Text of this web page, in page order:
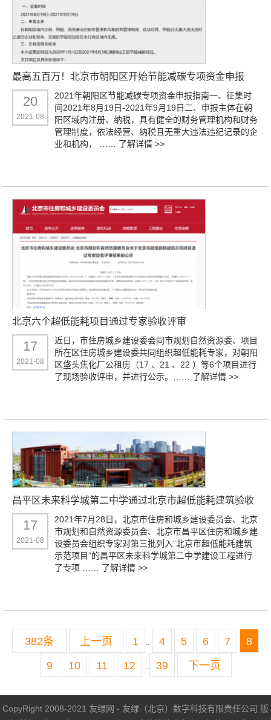
最高五百万！北京市朝阳区开始节能减碳专项资金申报
20
2021-08
2021年朝阳区节能减碳专项资金申报指南一、征集时
间2021年8月19日-2021年9月19日二、申报主体在朝
阳区域内注册、纳税，具有健全的财务管理机构和财务
管理制度，依法经营、纳税且无重大违法违纪记录的企
业和机构， …… 了解详情 >>
北京六个超低能耗项目通过专家验收评审
17
2021-08
近日，市住房城乡建设委会同市规划自然资源委、项目
所在区住房城乡建设委共同组织超低能耗专家，对朝阳
区垡头焦化厂公租房（17 、21 、22 ）等6个项目进行
了现场验收评审，并进行公示。…… 了解详情 >>
昌平区未来科学城第二中学通过北京市超低能耗建筑验收
17
2021-08
2021年7月28日，北京市住房和城乡建设委员会、北京
市规划和自然资源委员会、北京市昌平区住房和城乡建
设委员会组织专家对第三批列入“北京市超低能耗建筑
示范项目”的昌平区未来科学城第二中学建设工程进行
了专项 …… 了解详情 >>
382条 上一页 1 .. 4 5 6 7
8
9
10 11 12 .. 39 下一页
CopyRight 2008-2021 友绿网 - 友绿（北京）数字科技有限责任公司 版